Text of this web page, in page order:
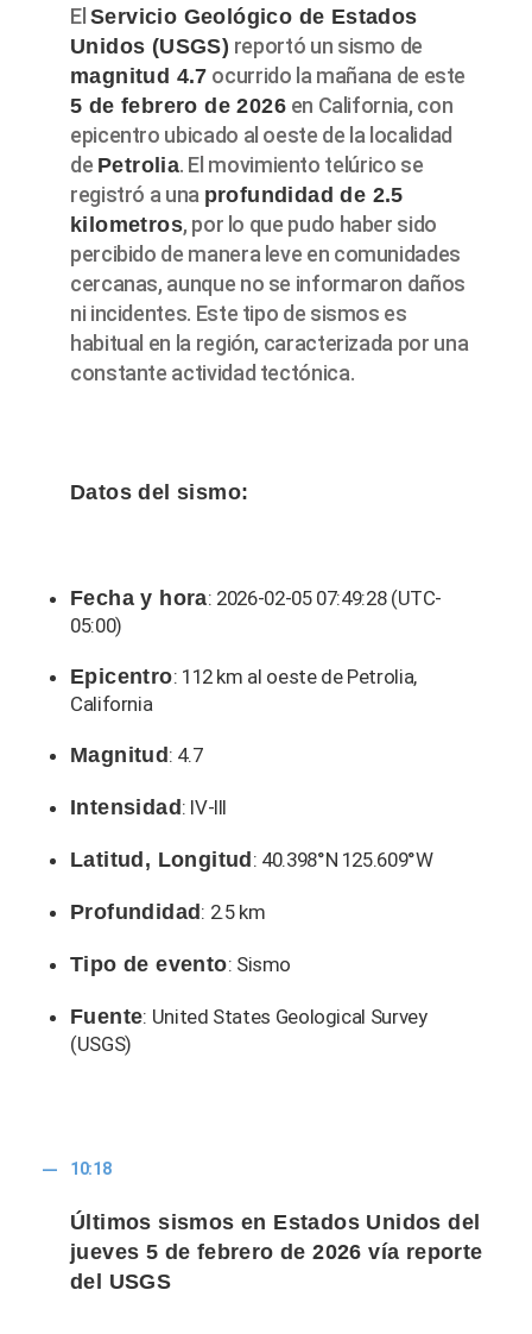
El Servicio Geológico de Estados
Unidos (USGS) reportó un sismo de
magnitud 4.7 ocurrido la mañana de este
5 de febrero de 2026 en California, con
epicentro ubicado al oeste de la localidad
de Petrolia. El movimiento telúrico se
registró a una profundidad de 2.5
kilometros, por lo que pudo haber sido
percibido de manera leve en comunidades
cercanas, aunque no se informaron daños
ni incidentes. Este tipo de sismos es
habitual en la región, caracterizada por una
constante actividad tectónica.
Datos del sismo:
Fecha y hora: 2026-02-05 07:49:28 (UTC-
05:00)
Epicentro: 112 km al oeste de Petrolia,
California
Magnitud: 4.7
Intensidad: IV-III
Latitud, Longitud: 40.398°N 125.609°W
Profundidad: 2.5 km
Tipo de evento: Sismo
Fuente: United States Geological Survey
(USGS)
10:18
Últimos sismos en Estados Unidos del
jueves 5 de febrero de 2026 vía reporte
del USGS